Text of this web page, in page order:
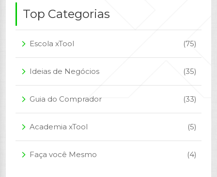
Top Categorias
arrow_forward_ios Escola xTool (75)
arrow_forward_ios Ideias de Negócios (35)
arrow_forward_ios Guia do Comprador (33)
arrow_forward_ios Academia xTool (5)
arrow_forward_ios Faça você Mesmo (4)